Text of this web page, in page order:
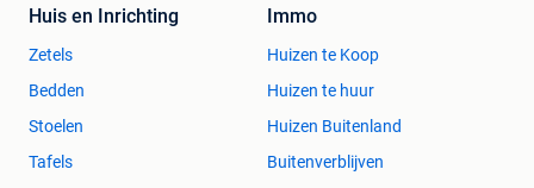
Huis en Inrichting
Zetels
Bedden
Stoelen
Tafels
Immo
Huizen te Koop
Huizen te huur
Huizen Buitenland
Buitenverblijven